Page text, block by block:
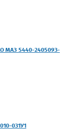
МАЗ 5440-2405093-
031У1